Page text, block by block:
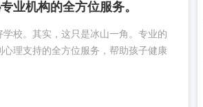
业机构的全方位服务。
校。其实，这只是冰山一角。专业的
理支持的全方位服务，帮助孩子健康